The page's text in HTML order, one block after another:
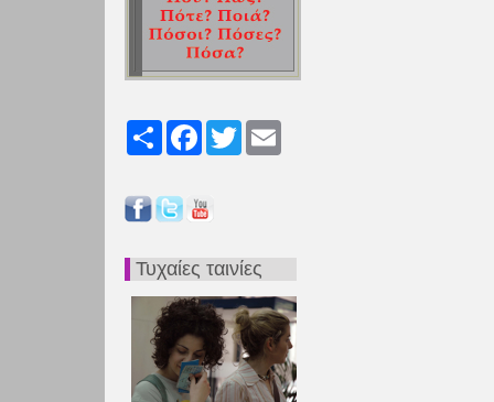
Share FacebookTwitter
Τυχαίες ταινίες